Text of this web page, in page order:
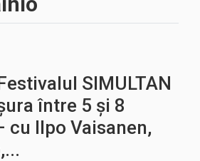
SIMULTAN
între 5 și 8
cu Ilpo Vaisanen,